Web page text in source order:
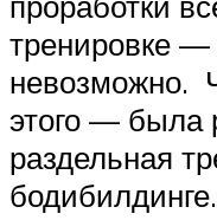
тренировке —
невозможно.
этого — была
раздельная